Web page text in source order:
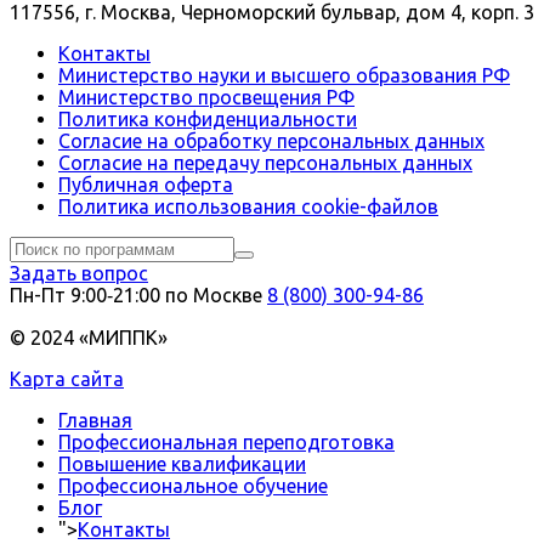
117556, г. Москва, Черноморский бульвар, дом 4, корп. 3
Контакты
Министерство науки и высшего образования РФ
Министерство просвещения РФ
Политика конфиденциальности
Согласие на обработку персональных данных
Согласие на передачу персональных данных
Публичная оферта
Политика использования сookie-файлов
Задать вопрос
Пн-Пт 9:00‑21:00 по Москве 8 (800) 300-94-86
© 2024 «МИППК»
Карта сайта
Главная
Профессиональная переподготовка
Повышение квалификации
Профессиональное обучение
Блог
">Контакты